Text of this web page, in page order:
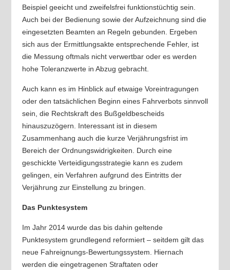
Beispiel geeicht und zweifelsfrei funktionstüchtig sein.
Auch bei der Bedienung sowie der Aufzeichnung sind die
eingesetzten Beamten an Regeln gebunden. Ergeben
sich aus der Ermittlungsakte entsprechende Fehler, ist
die Messung oftmals nicht verwertbar oder es werden
hohe Toleranzwerte in Abzug gebracht.
Auch kann es im Hinblick auf etwaige Voreintragungen
oder den tatsächlichen Beginn eines Fahrverbots sinnvoll
sein, die Rechtskraft des Bußgeldbescheids
hinauszuzögern. Interessant ist in diesem
Zusammenhang auch die kurze Verjährungsfrist im
Bereich der Ordnungswidrigkeiten. Durch eine
geschickte Verteidigungsstrategie kann es zudem
gelingen, ein Verfahren aufgrund des Eintritts der
Verjährung zur Einstellung zu bringen.
Das Punktesystem
Im Jahr 2014 wurde das bis dahin geltende
Punktesystem grundlegend reformiert – seitdem gilt das
neue Fahreignungs-Bewertungssystem. Hiernach
werden die eingetragenen Straftaten oder